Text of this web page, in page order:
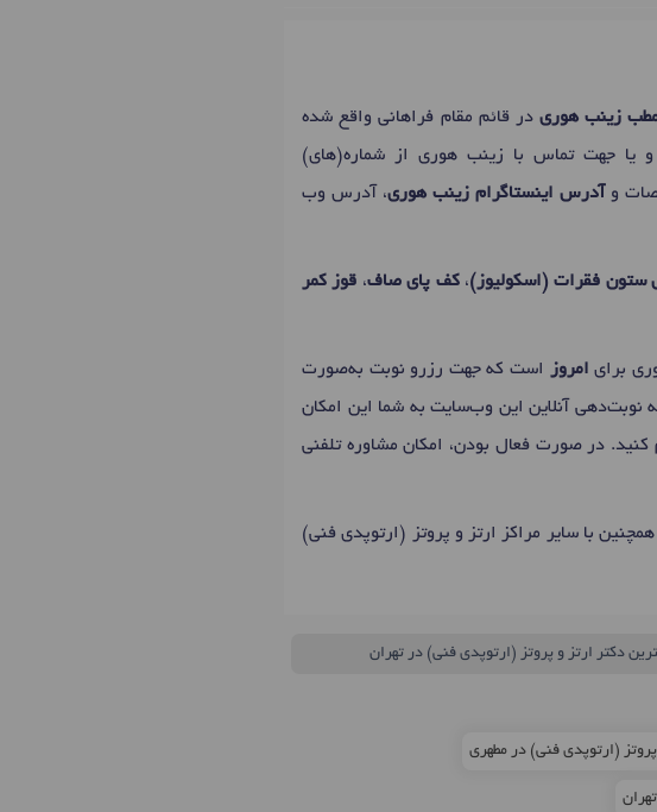
زینب هوریدر قائم مقام فراهانی واقع شده
و یا جهت تماس با زینب هوری از شماره(های)
و آدرس اینستاگرام زینب هوری، آدرس وب
ستون فقرات (اسکولیوز)،کف پای صاف، قوز کمر
امروز
است که جهت رزرو نوبت به‌صورت
نوبت‌دهی آنلاین این وب‌سایت به شما این امکان
در صورت فعال بودن، امکان مشاوره تلفنی
با سایر مراکز ارتز و پروتز (ارتوپدی فنی)
دکتر ارتز و پروتز (ارتوپدی فنی) در تهران
پروتز (ارتوپدی فنی) در مطهری